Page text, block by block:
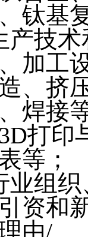
钛基
产技
加工
、挤
焊接
打印
等；
业组
资和
由/